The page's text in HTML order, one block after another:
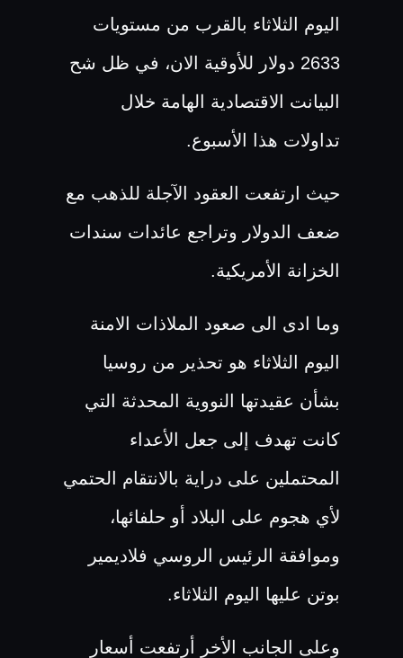
اليوم الثلاثاء بالقرب من مستويات
2633 دولار للأوقية الان، في ظل شح
البيانت الاقتصادية الهامة خلال
تداولات هذا الأسبوع.
حيث ارتفعت العقود الآجلة للذهب مع
ضعف الدولار وتراجع عائدات سندات
الخزانة الأمريكية.
وما ادى الى صعود الملاذات الامنة
اليوم الثلاثاء هو تحذير من روسيا
بشأن عقيدتها النووية المحدثة التي
كانت تهدف إلى جعل الأعداء
المحتملين على دراية بالانتقام الحتمي
لأي هجوم على البلاد أو حلفائها،
وموافقة الرئيس الروسي فلاديمير
بوتن عليها اليوم الثلاثاء.
وعلى الجانب الأخر أرتفعت أسعار